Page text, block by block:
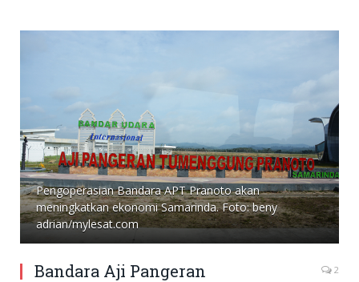
Pengoperasian Bandara APT Pranoto akan
meningkatkan ekonomi Samarinda. Foto: beny
adrian/mylesat.com
Bandara Aji Pangeran
2